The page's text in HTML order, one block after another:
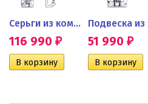
Серьги из комбинированного...
116 990 ₽ 51 990 ₽